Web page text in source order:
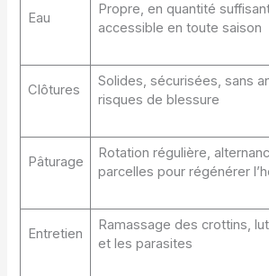
Eau
Propre, en quantité
accessible en toute saison
Clôtures
Solides, sécurisées, sans
risques de blessure
Pâturage
Rotation régulière,
parcelles pour régénérer
Entretien
Ramassage des crottins,
et les parasites